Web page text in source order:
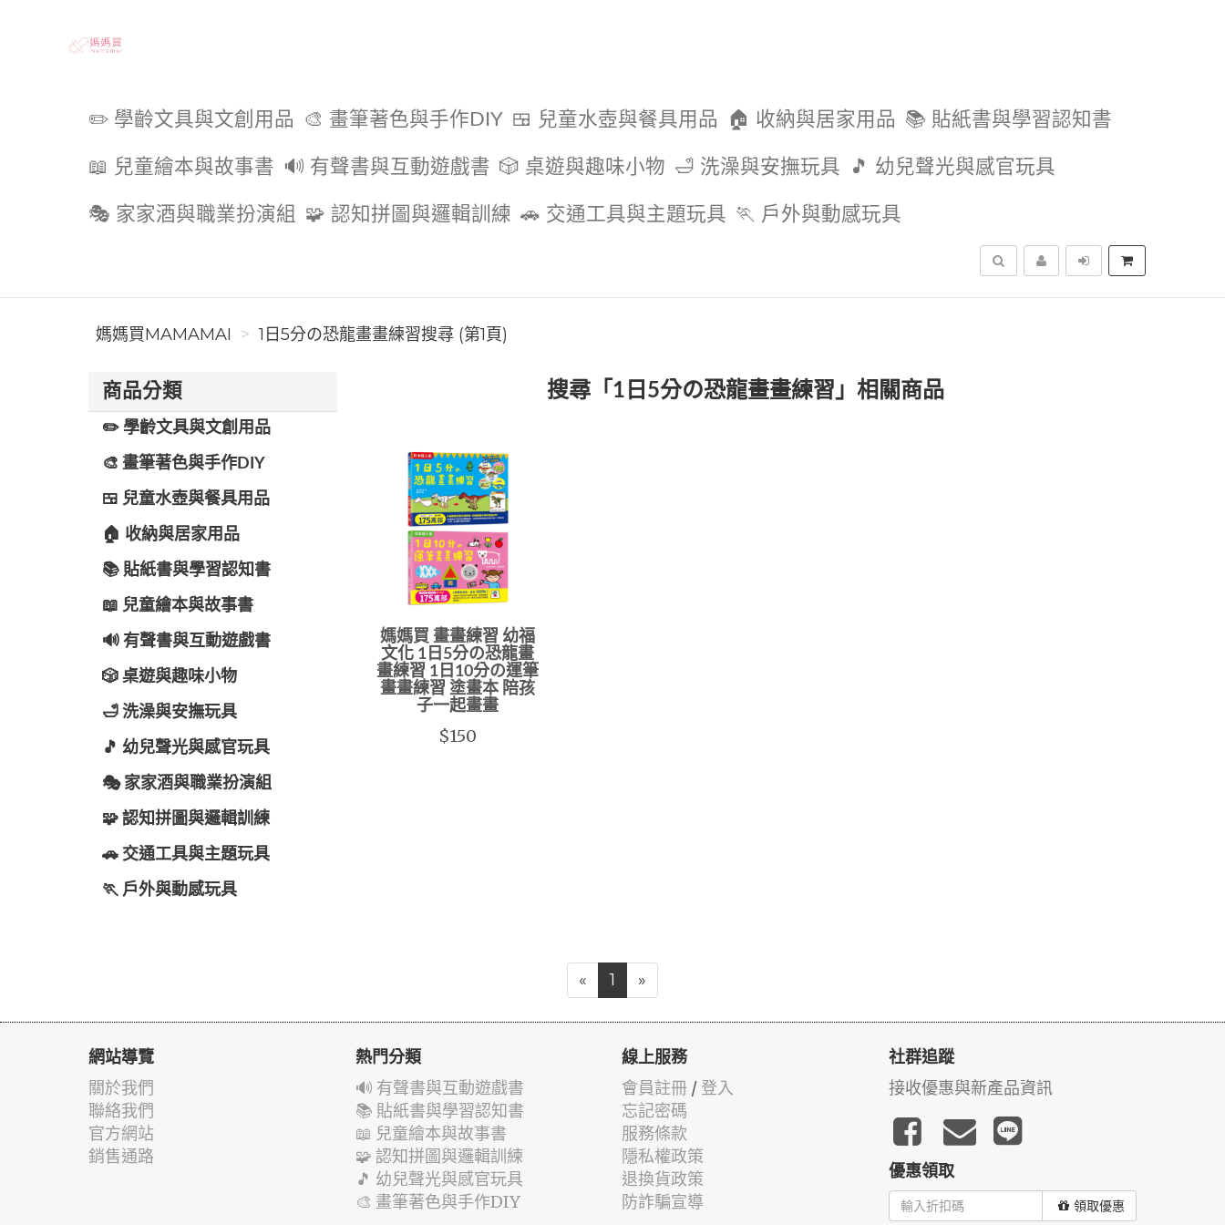
✏️ 學齡文具與文創用品 🎨 畫筆著色與手作DIY 🍱 兒童水壺與餐具用品 🏠 收納與居家用品 📚 貼紙書與學習認知書
📖 兒童繪本與故事書 🔊 有聲書與互動遊戲書 🎲 桌遊與趣味小物 🛁 洗澡與安撫玩具 🎵 幼兒聲光與感官玩具
🎭 家家酒與職業扮演組 🧩 認知拼圖與邏輯訓練 🚗 交通工具與主題玩具 🏃 戶外與動感玩具
搜尋
媽媽買MAMAMAI 1日5分の恐龍畫畫練習搜尋 (第1頁)
商品分類
✏️ 學齡文具與文創用品
🎨 畫筆著色與手作DIY
🍱 兒童水壺與餐具用品
🏠 收納與居家用品
📚 貼紙書與學習認知書
📖 兒童繪本與故事書
🔊 有聲書與互動遊戲書
🎲 桌遊與趣味小物
🛁 洗澡與安撫玩具
🎵 幼兒聲光與感官玩具
🎭 家家酒與職業扮演組
🧩 認知拼圖與邏輯訓練
🚗 交通工具與主題玩具
🏃 戶外與動感玩具
搜尋「1日5分の恐龍畫畫練習」相關商品
媽媽買 畫畫練習 幼福
文化 1日5分の恐龍畫
畫練習 1日10分の運筆
畫畫練習 塗畫本 陪孩
子一起畫畫
$150
« 1 »
網站導覽
關於我們
聯絡我們
官方網站
銷售通路
熱門分類
🔊 有聲書與互動遊戲書
📚 貼紙書與學習認知書
📖 兒童繪本與故事書
🧩 認知拼圖與邏輯訓練
🎵 幼兒聲光與感官玩具
🎨 畫筆著色與手作DIY
線上服務
會員註冊 / 登入
忘記密碼
服務條款
隱私權政策
退換貨政策
防詐騙宣導
社群追蹤
接收優惠與新產品資訊
優惠領取
領取優惠